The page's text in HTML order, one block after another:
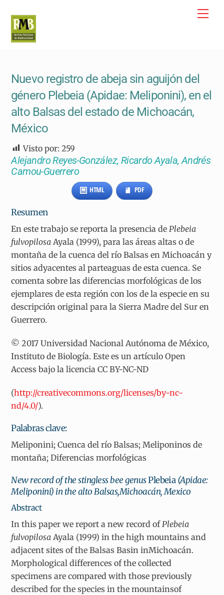
content
Nuevo registro de abeja sin aguijón del
género Plebeia (Apidae: Meliponini), en el
alto Balsas del estado de Michoacán,
México
Visto por: 259
Alejandro Reyes-González, Ricardo Ayala, Andrés
Camou-Guerrero
HTML PDF
Resumen
En este trabajo se reporta la presencia dePlebeia
fulvopilosa Ayala (1999), para las áreas altas o de
montaña de la cuenca del río Balsas en Michoacán y
sitios adyacentes al parteaguas de esta cuenca. Se
comenta sobre las diferencias morfológicas de los
ejemplares de esta región con los de la especie en su
descripción original para la Sierra Madre del Sur en
Guerrero.
© 2017 Universidad Nacional Autónoma de México,
Instituto de Biología. Este es un artículo Open
Access bajo la licencia CC BY-NC-ND
(http://creativecommons.org/licenses/by-nc-
nd/4.0/).
Palabras clave:
Meliponini; Cuenca del río Balsas; Meliponinos de
montaña; Diferencias morfológicas
New record of the stingless bee genusPlebeia(Apidae:
Meliponini) in the alto Balsas,Michoacán, Mexico
Abstract
In this paper we report a new record ofPlebeia
fulvopilosaAyala (1999) in the high mountains and
adjacent sites of the Balsas Basin inMichoacán.
Morphological differences of the collected
specimens are compared with those previously
described for the species in the mountainsof